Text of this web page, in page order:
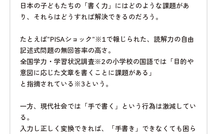
日本の子どもたちの「書く力」にはどのような課題があ
り、それらはどうすれば解決できるのだろう。
たとえば"PISAショック"※1で報じられた、読解力の自由
記述式問題の無回答率の高さ。
全国学力・学習状況調査※2の小学校の国語では「目的や
意図に応じた文章を書くことに課題がある」
と指摘されている ※3 という。
一方、現代社会では「手で書く」という行為は激減してい
る。
入力し正しく変換できれば、「手書き」できなくても困ら